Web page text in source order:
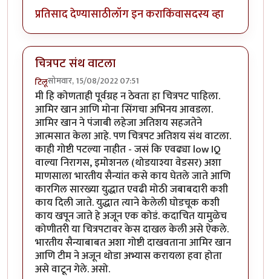
प्रतिसाद देण्यासाठीलॉग इन कराकिंवासदस्य व्हा
चित्रपट संथ वाटला
टिलूसोमवार, 15/08/2022 07:51
मी हि कोणताही पूर्वग्रह न ठेवता हा चित्रपट पाहिला.
आमिर खान आणि मोना सिंगचा अभिनय आवडला.
आमिर खान ने पंजाबी लहेजा अतिशय सहजतेने
आत्मसात केला आहे. पण चित्रपट अतिशय संथ वाटला.
काही गोष्टी पटल्या नाहीत - जसं कि एवढ्या low IQ
वाल्या निरागस, इमोशनल (थोडयाश्या वेडसर) अशा
माणसाला भारतीय सैन्यांत कसे काय घेतले जाते आणि
कारगिल सारख्या युद्धात एवढी मोठी जबाबदारी कशी
काय दिली जाते. युद्धात त्याने केलेली घोडचूक कशी
काय खपून जाते हे अजून एक कोडं. कदाचित यामुळेच
कोणीतरी या चित्रपटावर केस दाखल केली असे ऐकले.
भारतीय सैन्याबाबत अशा गोष्टी दाखवताना आमिर खान
आणि टीम ने अजून थोडा अभ्यास करायला हवा होता
असे वाटून गेले. असो.